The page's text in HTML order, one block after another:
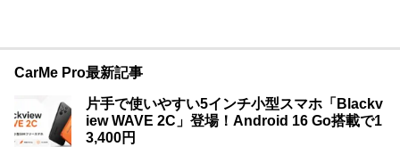
CarMe Pro最新記事
片手で使いやすい5インチ小型スマホ「Blackv
iew WAVE 2C」登場！Android 16 Go搭載で1
3,400円